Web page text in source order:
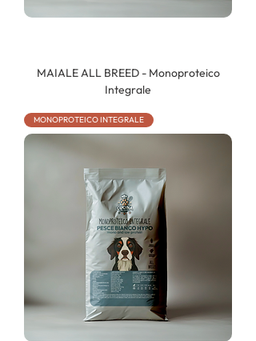
MAIALE ALL BREED - Monoproteico
Integrale
MONOPROTEICO INTEGRALE